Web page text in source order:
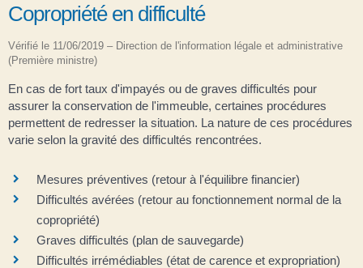
Copropriété en difficulté
Vérifié le 11/06/2019 – Direction de l'information légale et administrative
(Première ministre)
En cas de fort taux d'impayés ou de graves difficultés pour
assurer la conservation de l'immeuble, certaines procédures
permettent de redresser la situation. La nature de ces procédures
varie selon la gravité des difficultés rencontrées.
Mesures préventives (retour à l'équilibre financier)
Difficultés avérées (retour au fonctionnement normal de la
copropriété)
Graves difficultés (plan de sauvegarde)
Difficultés irrémédiables (état de carence et expropriation)